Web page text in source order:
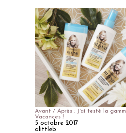
Avant / Après : J'ai testé la
Vacances !
5 octobre 2017
alittleb